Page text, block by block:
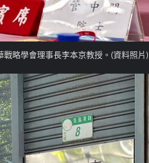
戰略學會理事長李本京教授。(資料照片)